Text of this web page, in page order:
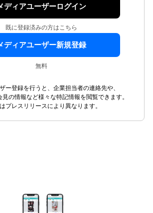
ディアユーザーログイン
既に登録済みの方はこちら
ディアユーザー新規登録
無料
ー登録を行うと、企業担当者の連絡先や、
の情報など様々な特記情報を閲覧できます。
プレスリリースにより異なります。